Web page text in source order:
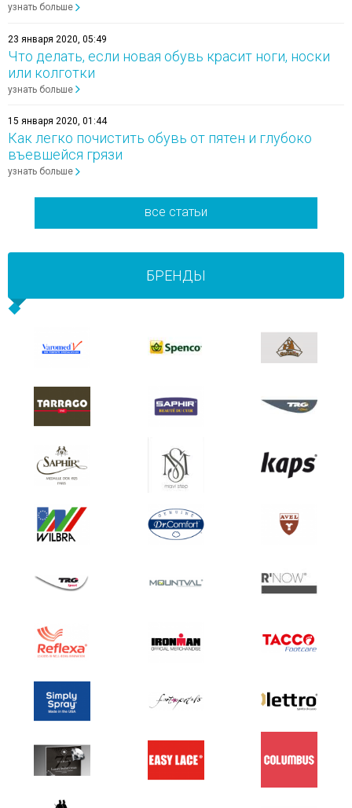
узнать больше
23 января 2020, 05:49
Что делать, если новая обувь красит ноги, носки
или колготки
узнать больше
15 января 2020, 01:44
Как легко почистить обувь от пятен и глубоко
въевшейся грязи
узнать больше
все статьи
БРЕНДЫ